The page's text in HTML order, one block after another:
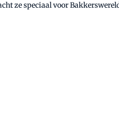
ze speciaal voor